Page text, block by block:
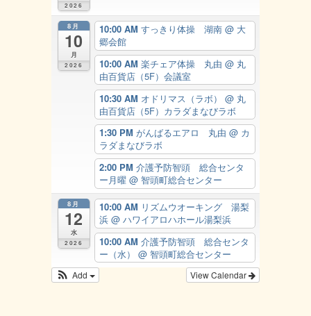
2026
8月
10
月
2026
10:00 AM すっきり体操 湖南 @ 大
郷会館
10:00 AM 楽チェア体操 丸由 @ 丸
由百貨店（5F）会議室
10:30 AM オドリマス（ラボ） @ 丸
由百貨店（5F）カラダまなびラボ
1:30 PM がんばるエアロ 丸由 @ カ
ラダまなびラボ
2:00 PM 介護予防智頭 総合センタ
ー月曜 @ 智頭町総合センター
8月
12
水
2026
10:00 AM リズムウオーキング 湯梨
浜 @ ハワイアロハホール湯梨浜
10:00 AM 介護予防智頭 総合センタ
ー（水） @ 智頭町総合センター
View Calendar
Add